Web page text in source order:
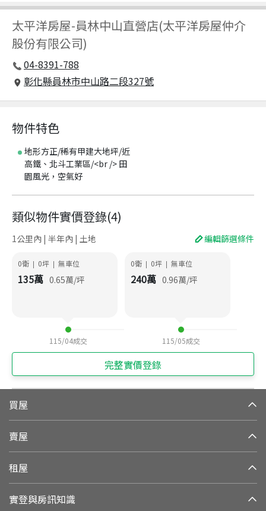
太平洋房屋-員林中山直營店(太平洋房屋仲介
股份有限公司)
04-8391-788
彰化縣員林市中山路二段327號
物件特色
地形方正/稀有甲建大地坪/近
高鐵、北斗工業區/<br /> 田
園風光，空氣好
類似物件實價登錄(4)
1公里內 | 半年內 | 土地 編輯篩選條件
0衛 | 0坪 | 無車位
135萬 0.65萬/坪
115/04成交
0衛 | 0坪 | 無車位
240萬 0.96萬/坪
115/05成交
完整實價登錄
買屋
賣屋
租屋
實登與房訊知識